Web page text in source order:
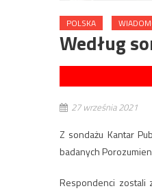
POLSKA
Według
27 września 2021
Z sondażu Kantar
badanych
Respondenci zostali